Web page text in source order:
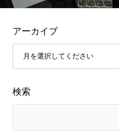
アーカイブ
検索